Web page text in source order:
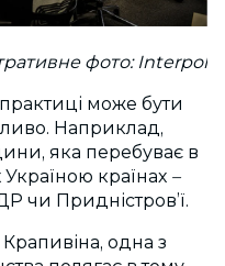
фото: Interpol
може бути
Наприклад,
яка перебуває в
країнах –
чи Придністров’ї.
одна з